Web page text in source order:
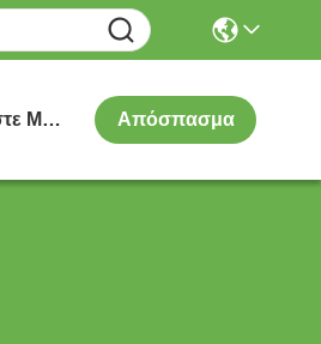
Επικοινωνήστε Μαζί Μας Απόσπασμα